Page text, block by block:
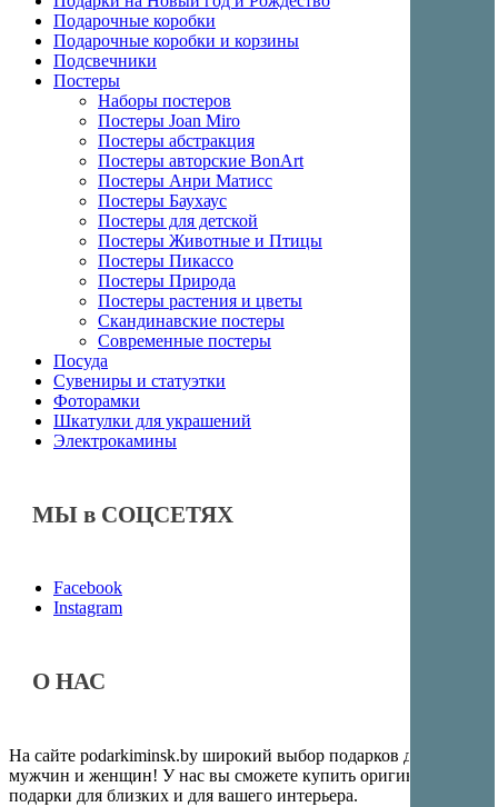
Подарочные коробки
Подарочные коробки и корзины
Подсвечники
Постеры
Наборы постеров
Постеры Joan Miro
Постеры абстракция
Постеры авторские BonArt
Постеры Анри Матисс
Постеры Баухаус
Постеры для детской
Постеры Животные и Птицы
Постеры Пикассо
Постеры Природа
Постеры растения и цветы
Скандинавские постеры
Современные постеры
Посуда
Сувениры и статуэтки
Фоторамки
Шкатулки для украшений
Электрокамины
МЫ в СОЦСЕТЯХ
Facebook
Instagram
О НАС
На сайте podarkiminsk.by широкий выбор подарков для
мужчин и женщин! У нас вы сможете купить оригинальные
подарки для близких и для вашего интерьера.